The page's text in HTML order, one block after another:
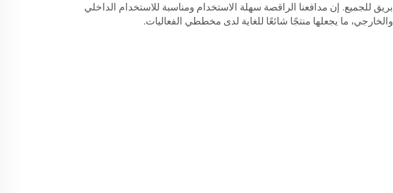
بريق للجميع. إن مدافعنا الراقصة سهلة الاستخدام ومناسبة للاستخدام الداخلي
والخارجي، ما يجعلها منتجًا شائعًا للغاية لدى مخططي الفعاليات.